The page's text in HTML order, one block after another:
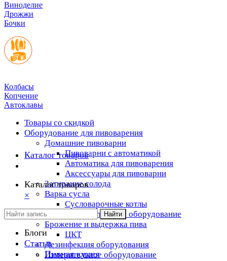
Виноделие
Дрожжи
Бочки
Колбасы
Копчение
Автоклавы
Товары со скидкой
Оборудование для пивоварения
Домашние пивоварни
Пивоварни с автоматикой
Автоматика для пивоварения
Аксессуары для пивоварни
Затирание солода
Варка сусла
Cусловарочные котлы
Дополнительное оборудование
Брожение и выдержка пива
ЦКТ
Дезинфекция оборудования
Измерительное оборудование
Каталог товаров
Каталог товаров
×
Найти
Блоги
Статьи
Пивная кухня